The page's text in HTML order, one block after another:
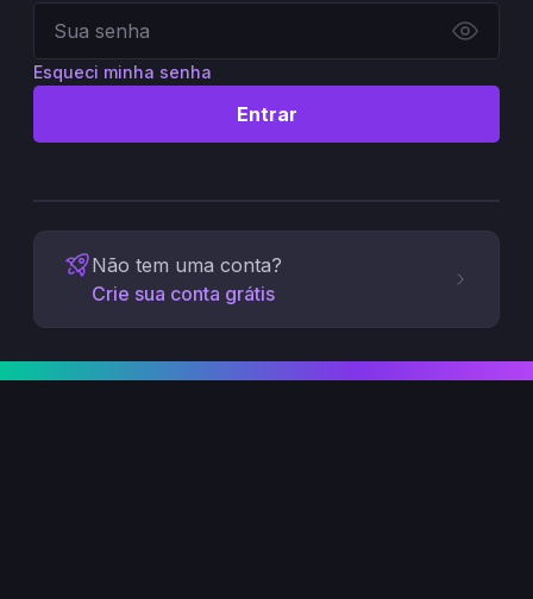
Esqueci minha senha
Entrar
Não tem uma conta?
Crie sua conta grátis